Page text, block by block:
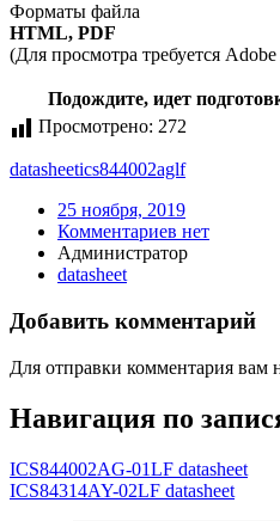
Форматы файла
HTML, PDF
(Для просмотра требуется
Подождите, идет
Просмотрено: 272
datasheetics844002aglf
25 ноября, 2019
Комментариев нет
Администратор
datasheet
Добавить комментарий
Для отправки комментария вам
Навигация по
ICS844002AG-01LF datasheet
ICS84314AY-02LF datasheet